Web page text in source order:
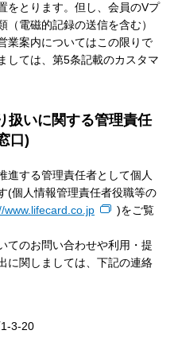
をとります。但し、会員のVプ
（電磁的記録の送信を含む）
業案内についてはこの限りで
しては、第5条記載のカスタマ
いに関する管理責任
口)
進する管理責任者として個人
(個人情報管理責任者役職等の
www.lifecard.co.jp
)をご覧
てのお問い合わせや利用・提
に関しましては、下記の連絡
3-20